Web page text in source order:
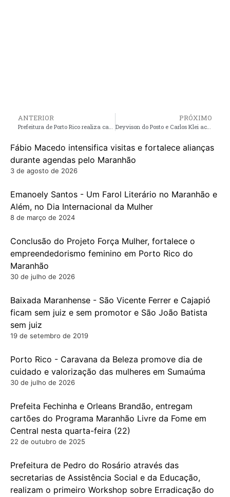
ANTERIOR
Prefeitura de Porto Rico realiza campanha de conscientização sobre a prevenção e combate à Dengue
PRÓXIMO
Deyvison do Posto e Carlos Klei acompanham Governador Brandão durante agenda no Município de Serrano
Fábio Macedo intensifica visitas e fortalece alianças
durante agendas pelo Maranhão
3 de agosto de 2026
Emanoely Santos - Um Farol Literário no Maranhão e
Além, no Dia Internacional da Mulher
8 de março de 2024
Conclusão do Projeto Força Mulher, fortalece o
empreendedorismo feminino em Porto Rico do
Maranhão
30 de julho de 2026
Baixada Maranhense - São Vicente Ferrer e Cajapió
ficam sem juiz e sem promotor e São João Batista
sem juiz
19 de setembro de 2019
Porto Rico - Caravana da Beleza promove dia de
cuidado e valorização das mulheres em Sumaúma
30 de julho de 2026
Prefeita Fechinha e Orleans Brandão, entregam
cartões do Programa Maranhão Livre da Fome em
Central nesta quarta-feira (22)
22 de outubro de 2025
Prefeitura de Pedro do Rosário através das
secretarias de Assistência Social e da Educação,
realizam o primeiro Workshop sobre Erradicação do